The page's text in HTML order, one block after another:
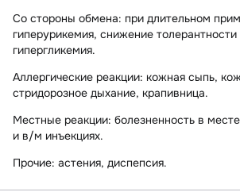
Со стороны обмена: при длительном
гиперурикемия, снижение толерантности
гипергликемия.
Аллергические реакции: кожная сыпь,
стридорозное дыхание, крапивница.
Местные реакции: болезненность в
и в/м инъекциях.
Прочие: астения, диспепсия.